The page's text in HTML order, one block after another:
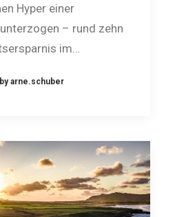
Hyper einer
– rund zehn
im…
by arne.schuber